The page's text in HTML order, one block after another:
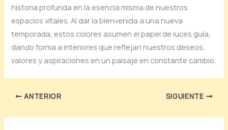
historia profunda en la esencia misma de nuestros
espacios vitales. Al dar la bienvenida a una nueva
temporada, estos colores asumen el papel de luces guía,
dando forma a interiores que reflejan nuestros deseos,
valores y aspiraciones en un paisaje en constante cambio.
ANTERIOR SIGUIENTE